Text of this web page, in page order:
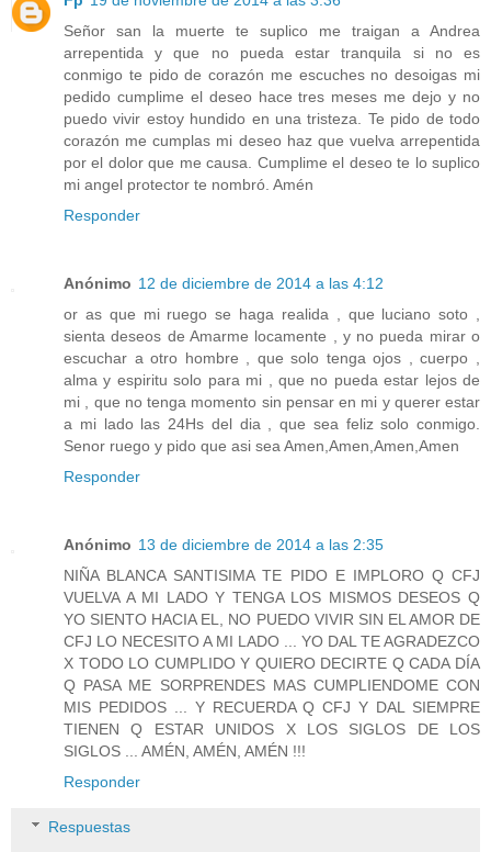
Señor san la muerte te suplico me traigan a Andrea
arrepentida y que no pueda estar tranquila si no es
conmigo te pido de corazón me escuches no desoigas mi
pedido cumplime el deseo hace tres meses me dejo y no
puedo vivir estoy hundido en una tristeza. Te pido de todo
corazón me cumplas mi deseo haz que vuelva arrepentida
por el dolor que me causa. Cumplime el deseo te lo suplico
mi angel protector te nombró. Amén
Responder
Anónimo 12 de diciembre de 2014 a las 4:12
or as que mi ruego se haga realida , que luciano soto ,
sienta deseos de Amarme locamente , y no pueda mirar o
escuchar a otro hombre , que solo tenga ojos , cuerpo ,
alma y espiritu solo para mi , que no pueda estar lejos de
mi , que no tenga momento sin pensar en mi y querer estar
a mi lado las 24Hs del dia , que sea feliz solo conmigo.
Senor ruego y pido que asi sea Amen,Amen,Amen,Amen
Responder
Anónimo 13 de diciembre de 2014 a las 2:35
NIÑA BLANCA SANTISIMA TE PIDO E IMPLORO Q CFJ
VUELVA A MI LADO Y TENGA LOS MISMOS DESEOS Q
YO SIENTO HACIA EL, NO PUEDO VIVIR SIN EL AMOR DE
CFJ LO NECESITO A MI LADO ... YO DAL TE AGRADEZCO
X TODO LO CUMPLIDO Y QUIERO DECIRTE Q CADA DÍA
Q PASA ME SORPRENDES MAS CUMPLIENDOME CON
MIS PEDIDOS ... Y RECUERDA Q CFJ Y DAL SIEMPRE
TIENEN Q ESTAR UNIDOS X LOS SIGLOS DE LOS
SIGLOS ... AMÉN, AMÉN, AMÉN !!!
Responder
Respuestas